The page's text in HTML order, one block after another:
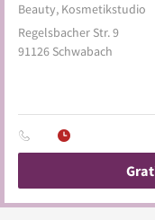
Beauty, Kosmetikstudio
Regelsbacher Str. 9
91126 Schwabach